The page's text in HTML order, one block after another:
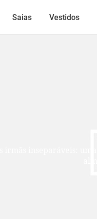
Saias Vestidos